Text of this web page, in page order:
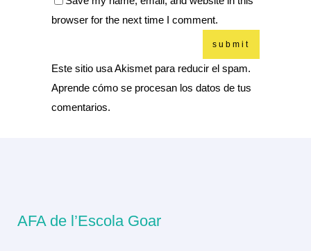
browser for the next time I comment.
Este sitio usa Akismet para reducir el spam.
Aprende cómo se procesan los datos de tus
comentarios.
AFA de l’Escola Goar